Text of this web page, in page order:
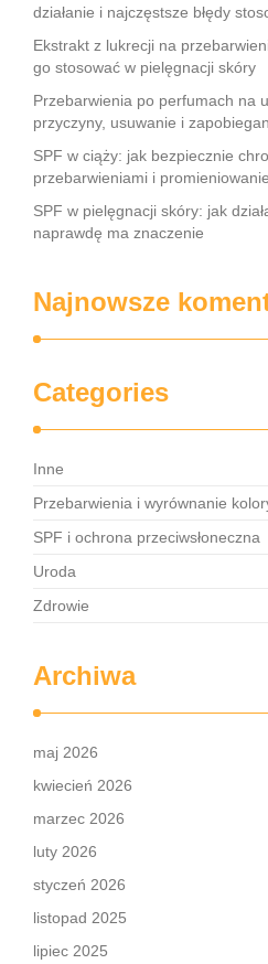
działanie i najczęstsze błędy
Ekstrakt z lukrecji na
go stosować w pielęgnacji skóry
Przebarwienia po perfumach na
przyczyny, usuwanie i
SPF w ciąży: jak bezpiecznie
przebarwieniami i
SPF w pielęgnacji skóry: jak
naprawdę ma znaczenie
Najnowsze
Categories
Inne
Przebarwienia i wyrównanie
SPF i ochrona przeciwsłoneczna
Uroda
Zdrowie
Archiwa
maj 2026
kwiecień 2026
marzec 2026
luty 2026
styczeń 2026
listopad 2025
lipiec 2025